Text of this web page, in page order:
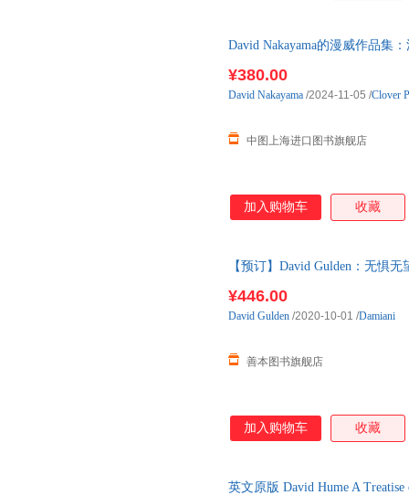
winning exhibitions, and his own
restored palazzo in Malta s
world-famous artists he has
curated interiors and never-
David Nakayama的漫威作品集
¥380.00
中图上海进口图书旗舰店
David Nakayama /2024-11-05 /Clover
加入购物车 收藏
【预订】David Gulden：无惧
¥446.00
善本图书旗舰店
David Gulden /2020-10-01 /Damiani
加入购物车 收藏
英文原版 David Hume A